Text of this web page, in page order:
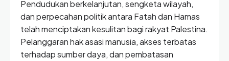
Pendudukan berkelanjutan, sengketa wilayah,
dan perpecahan politik antara Fatah dan Hamas
telah menciptakan kesulitan bagi rakyat Palestina.
Pelanggaran hak asasi manusia, akses terbatas
terhadap sumber daya, dan pembatasan